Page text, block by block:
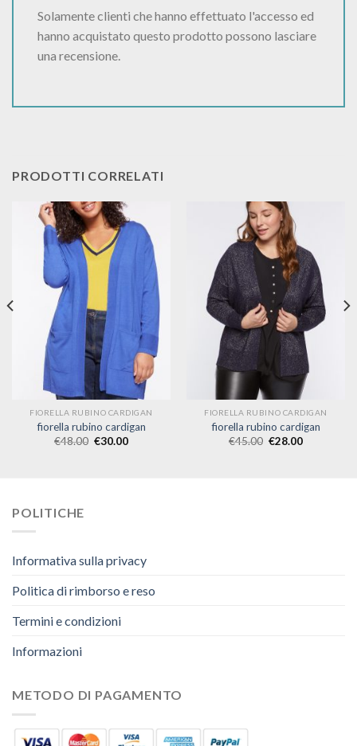
Solamente clienti che hanno effettuato l'accesso ed
hanno acquistato questo prodotto possono lasciare
una recensione.
PRODOTTI CORRELATI
FIORELLA RUBINO CARDIGAN
fiorella rubino cardigan
€48.00 €30.00
FIORELLA RUBINO CARDIGAN
fiorella rubino cardigan
€45.00 €28.00
POLITICHE
Informativa sulla privacy
Politica di rimborso e reso
Termini e condizioni
Informazioni
METODO DI PAGAMENTO